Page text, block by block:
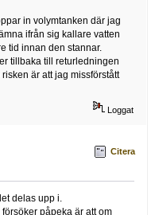
in volymtanken där jag
ifrån sig kallare vatten
tid innan den stannar.
tillbaka till returledningen
är att jag missförstått
Loggat
Citera
delas upp i.
påpeka är att om